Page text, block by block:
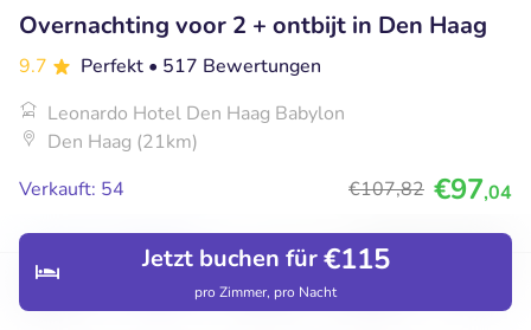
Entdecken Restaurants Buchungen
Jetzt buchen für€115
pro Zimmer, pro Nacht
Overnachting voor 2 + ontbijt in Den Haag
9.7 Perfekt • 517 Bewertungen
Leonardo Hotel Den Haag Babylon
Den Haag (21km)
Verkauft: 54
€107,82 €97,04